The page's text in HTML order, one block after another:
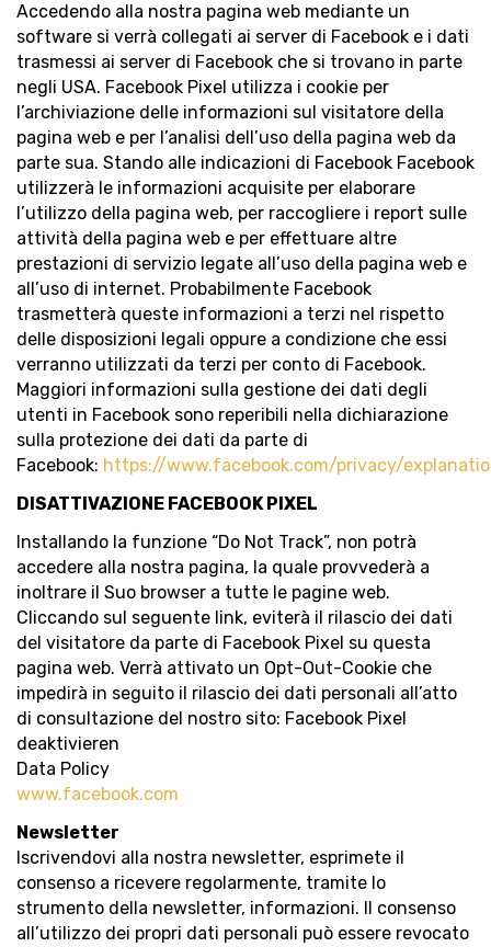
Accedendo alla nostra pagina web mediante un
software si verrà collegati ai server di Facebook e i dati
trasmessi ai server di Facebook che si trovano in parte
negli USA. Facebook Pixel utilizza i cookie per
l’archiviazione delle informazioni sul visitatore della
pagina web e per l’analisi dell’uso della pagina web da
parte sua. Stando alle indicazioni di Facebook Facebook
utilizzerà le informazioni acquisite per elaborare
l’utilizzo della pagina web, per raccogliere i report sulle
attività della pagina web e per effettuare altre
prestazioni di servizio legate all’uso della pagina web e
all’uso di internet. Probabilmente Facebook
trasmetterà queste informazioni a terzi nel rispetto
delle disposizioni legali oppure a condizione che essi
verranno utilizzati da terzi per conto di Facebook.
Maggiori informazioni sulla gestione dei dati degli
utenti in Facebook sono reperibili nella dichiarazione
sulla protezione dei dati da parte di
Facebook: https://www.facebook.com/privacy/
DISATTIVAZIONE FACEBOOK PIXEL
Installando la funzione “Do Not Track”, non potrà
accedere alla nostra pagina, la quale provvederà a
inoltrare il Suo browser a tutte le pagine web.
Cliccando sul seguente link, eviterà il rilascio dei dati
del visitatore da parte di Facebook Pixel su questa
pagina web. Verrà attivato un Opt-Out-Cookie che
impedirà in seguito il rilascio dei dati personali all’atto
di consultazione del nostro sito: Facebook Pixel
deaktivieren
Data Policy
www.facebook.com
Newsletter
Iscrivendovi alla nostra newsletter, esprimete il
consenso a ricevere regolarmente, tramite lo
strumento della newsletter, informazioni. Il consenso
all’utilizzo dei propri dati personali può essere revocato